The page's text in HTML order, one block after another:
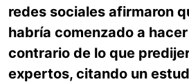
redes sociales afirmaron
habría comenzado a
contrario de lo que
expertos, citando un